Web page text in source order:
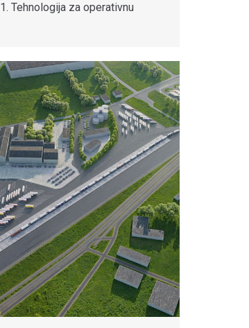
1. Tehnologija za operativnu